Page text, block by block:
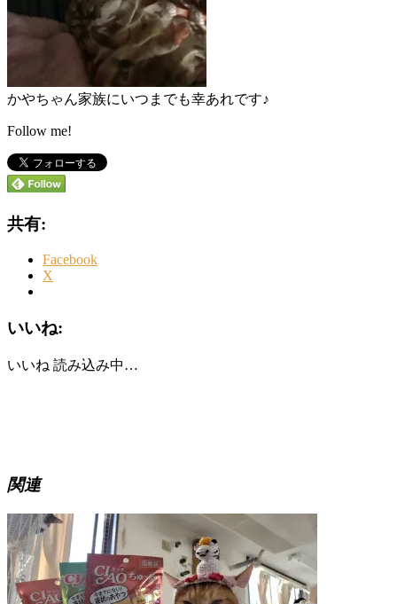
かやちゃん家族にいつまでも幸あれです♪
Follow me!
共有:
Facebook
X
いいね:
いいね 読み込み中…
関連